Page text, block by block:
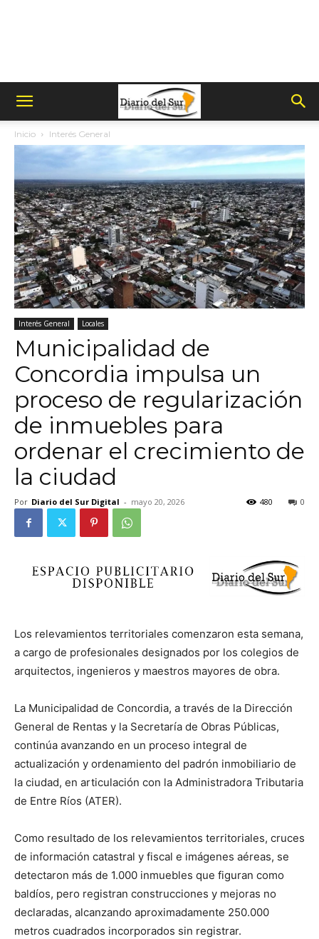
Inicio Interés General
Interés General Locales
Municipalidad de
Concordia impulsa un
proceso de regularización
de inmuebles para
ordenar el crecimiento de
la ciudad
Por Diario del Sur Digital - mayo 20, 2026 0
480
Los relevamientos territoriales comenzaron esta semana,
a cargo de profesionales designados por los colegios de
arquitectos, ingenieros y maestros mayores de obra.
La Municipalidad de Concordia, a través de la Dirección
General de Rentas y la Secretaría de Obras Públicas,
continúa avanzando en un proceso integral de
actualización y ordenamiento del padrón inmobiliario de
la ciudad, en articulación con la Administradora Tributaria
de Entre Ríos (ATER).
Como resultado de los relevamientos territoriales, cruces
de información catastral y fiscal e imágenes aéreas, se
detectaron más de 1.000 inmuebles que figuran como
baldíos, pero registran construcciones y mejoras no
declaradas, alcanzando aproximadamente 250.000
metros cuadrados incorporados sin registrar.